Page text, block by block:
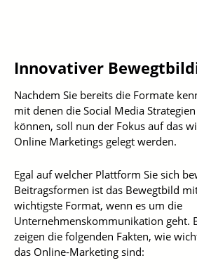
Innovativer
Nachdem Sie bereits die Formate
mit denen die Social Media
können, soll nun der Fokus auf das
Online Marketings gelegt werden.
Egal auf welcher Plattform Sie sich
Beitragsformen ist das Bewegtbild
wichtigste Format, wenn es um die
Unternehmenskommunikation geht.
zeigen die folgenden Fakten, wie
das Online-Marketing sind: